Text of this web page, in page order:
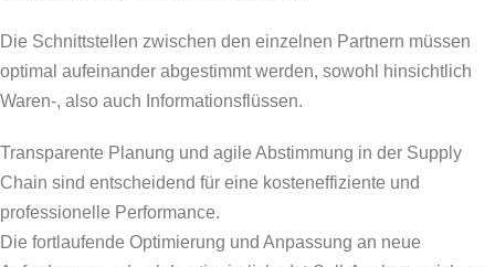
Die Schnittstellen zwischen den einzelnen Partnern müssen
optimal aufeinander abgestimmt werden, sowohl hinsichtlich
Waren-, also auch Informationsflüssen.
Transparente Planung und agile Abstimmung in der Supply
Chain sind entscheidend für eine kosteneffiziente und
professionelle Performance.
Die fortlaufende Optimierung und Anpassung an neue